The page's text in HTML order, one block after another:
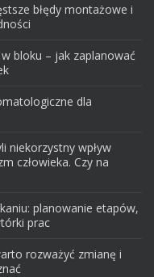
błędy montażowe i
bloku – jak zaplanować
dla
niekorzystny wpływ
człowieka. Czy na
planowanie etapów,
prac
rozważyć zmianę i